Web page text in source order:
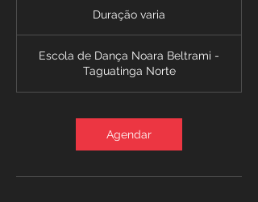
Duração varia
a
ç
ã
v
r
Escola de Dança Noara Beltrami -
Taguatinga Norte
Agendar